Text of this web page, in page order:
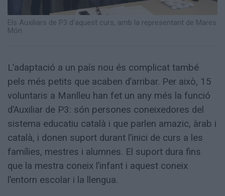
Els Auxiliars de P3 d'aquest curs, amb la representant de Mares
Món
L’adaptació a un país nou és complicat també
pels més petits que acaben d’arribar. Per això, 15
voluntaris a Manlleu han fet un any més la funció
d’Auxiliar de P3: són persones coneixedores del
sistema educatiu català i que parlen amazic, àrab i
català, i donen suport durant l’inici de curs a les
famílies, mestres i alumnes. El suport dura fins
que la mestra coneix l’infant i aquest coneix
l’entorn escolar i la llengua.